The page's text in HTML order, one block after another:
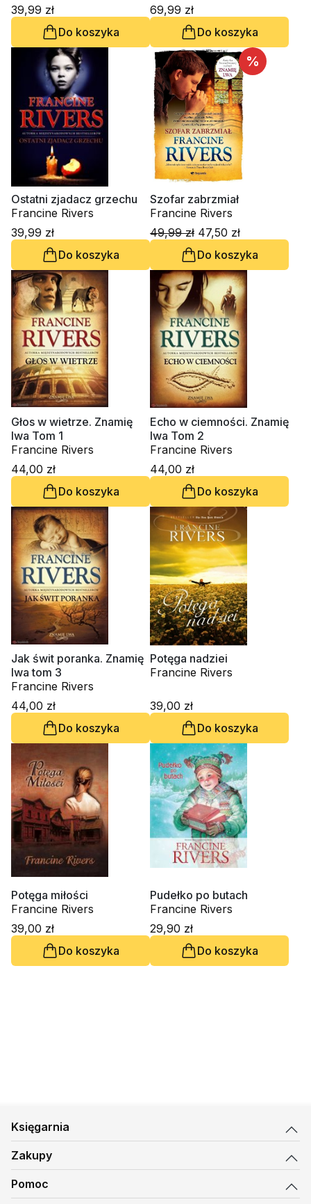
39,99 zł
Do koszyka
69,99 zł
Do koszyka
Ostatni zjadacz grzechu
Francine Rivers
39,99 zł
Do koszyka
%
Szofar zabrzmiał
Francine Rivers
49,99 zł 47,50 zł
Do koszyka
Głos w wietrze. Znamię
lwa Tom 1
Francine Rivers
44,00 zł
Do koszyka
Echo w ciemności. Znamię
lwa Tom 2
Francine Rivers
44,00 zł
Do koszyka
Jak świt poranka. Znamię
lwa tom 3
Francine Rivers
44,00 zł
Do koszyka
Potęga nadziei
Francine Rivers
39,00 zł
Do koszyka
Potęga miłości
Francine Rivers
39,00 zł
Do koszyka
Pudełko po butach
Francine Rivers
29,90 zł
Do koszyka
Księgarnia
Zakupy
Pomoc